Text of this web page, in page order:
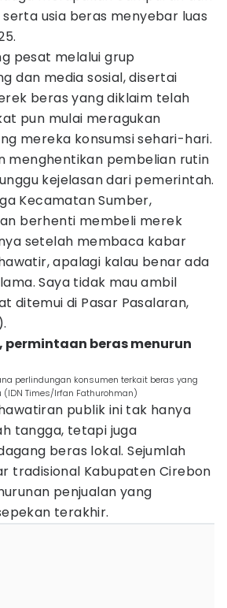
usia beras menyebar luas
pesat melalui grup
dan media sosial, disertai
beras yang diklaim telah
pun mulai meragukan
mereka konsumsi sehari-hari.
menghentikan pembelian rutin
kejelasan dari pemerintah.
Kecamatan Sumber,
berhenti membeli merek
setelah membaca kabar
apalagi kalau benar ada
Saya tidak mau ambil
ditemui di Pasar Pasalaran,
permintaan beras menurun
perlindungan konsumen terkait beras yang
Times/Irfan Fathurohman)
publik ini tak hanya
tangga, tetapi juga
beras lokal. Sejumlah
tradisional Kabupaten Cirebon
penjualan yang
terakhir.